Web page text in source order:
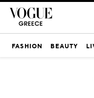
FASHION BEAUTY